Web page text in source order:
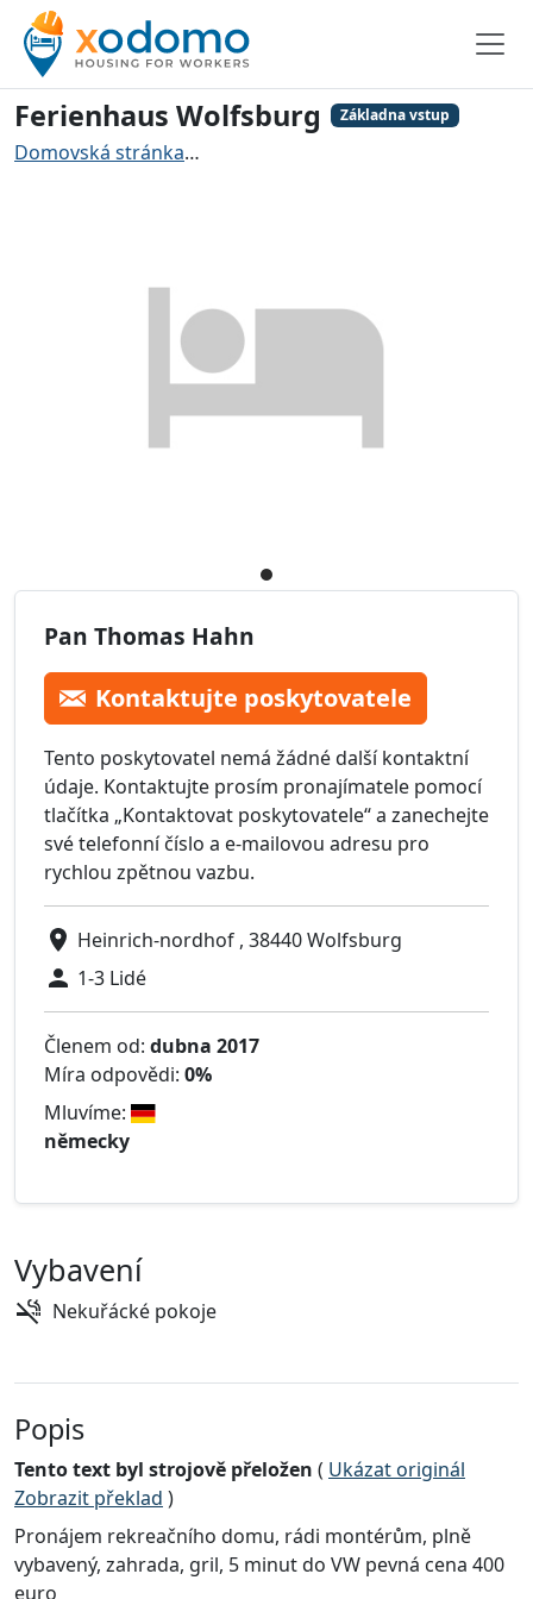
Ferienhaus Wolfsburg Základna vstup
Domovská stránka
Pan Thomas Hahn
Kontaktujte poskytovatele
Tento poskytovatel nemá žádné další kontaktní
údaje. Kontaktujte prosím pronajímatele pomocí
tlačítka „Kontaktovat poskytovatele“ a zanechejte
své telefonní číslo a e-mailovou adresu pro
rychlou zpětnou vazbu.
Heinrich-nordhof , 38440 Wolfsburg
1-3 Lidé
Členem od: dubna 2017
Míra odpovědi: 0%
Mluvíme:
německy
Vybavení
Nekuřácké pokoje
Popis
Tento text byl strojově přeložen ( Ukázat originál
Zobrazit překlad )
Pronájem rekreačního domu, rádi montérům, plně
vybavený, zahrada, gril, 5 minut do VW pevná cena 400
euro